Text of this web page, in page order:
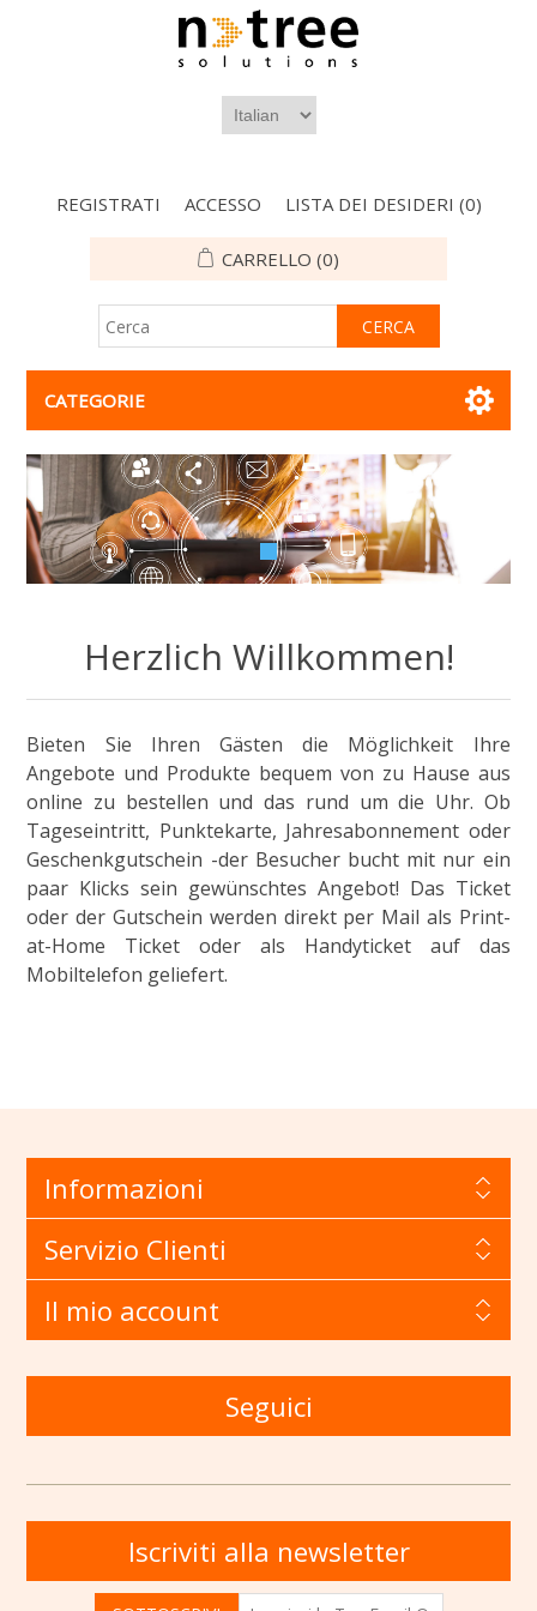
REGISTRATI ACCESSO LISTA DEI DESIDERI (0)
CARRELLO (0)
CATEGORIE
Herzlich Willkommen!
Bieten Sie Ihren Gästen die Möglichkeit Ihre
Angebote und Produkte bequem von zu Hause aus
online zu bestellen und das rund um die Uhr. Ob
Tageseintritt, Punktekarte, Jahresabonnement oder
Geschenkgutschein -der Besucher bucht mit nur ein
paar Klicks sein gewünschtes Angebot! Das Ticket
oder der Gutschein werden direkt per Mail als Print-
at-Home Ticket oder als Handyticket auf das
Mobiltelefon geliefert.
Informazioni
Servizio Clienti
Il mio account
Seguici
Iscriviti alla newsletter